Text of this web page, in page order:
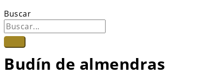
Buscar
Budín de almendras